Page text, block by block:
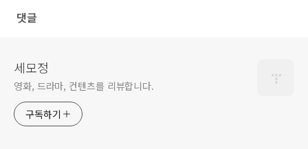
댓글
세모정
영화, 드라마, 컨텐츠를 리뷰합니다.
구독하기